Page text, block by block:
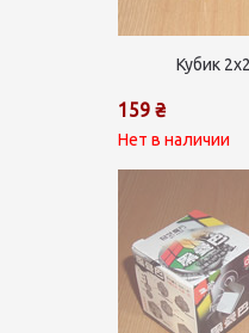
Кубик
159 ₴
Нет в наличии